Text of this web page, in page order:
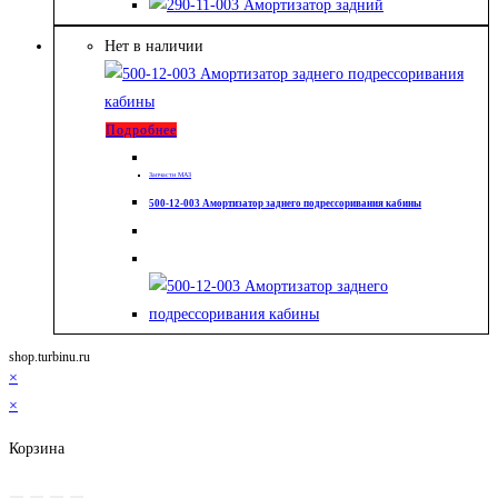
Нет в наличии
Подробнее
Запчасти МАЗ
500-12-003 Амортизатор заднего подрессоривания кабины
shop.turbinu.ru
×
×
Корзина